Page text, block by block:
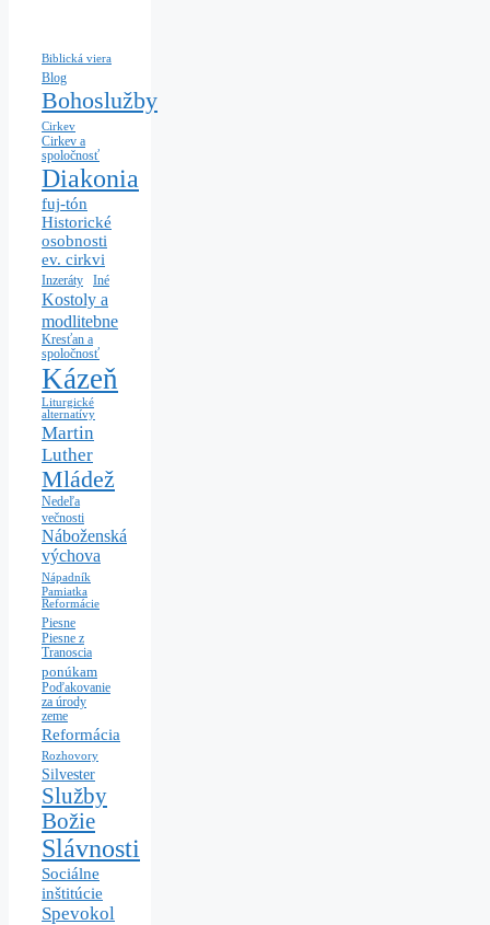
Biblická viera
Blog
Bohoslužby
Cirkev
Cirkev a
spoločnosť
Diakonia
fuj-tón
Historické
osobnosti
ev. cirkvi
Inzeráty Iné
Kostoly a
modlitebne
Kresťan a
spoločnosť
Kázeň
Liturgické
alternatívy
Martin
Luther
Mládež
Nedeľa
večnosti
Náboženská
výchova
Nápadník
Pamiatka
Reformácie
Piesne
Piesne z
Tranoscia
ponúkam
Poďakovanie
za úrody
zeme
Reformácia
Rozhovory
Silvester
Služby
Božie
Slávnosti
Sociálne
inštitúcie
Spevokol